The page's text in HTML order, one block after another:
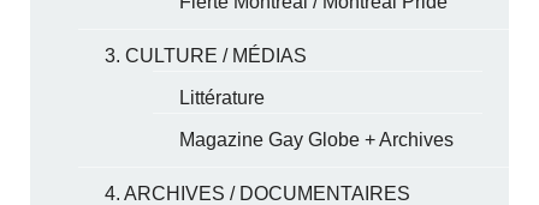
3. CULTURE / MÉDIAS
Littérature
Magazine Gay Globe + Archives
4. ARCHIVES / DOCUMENTAIRES